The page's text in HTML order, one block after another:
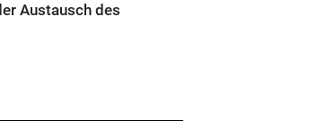
Austausch des